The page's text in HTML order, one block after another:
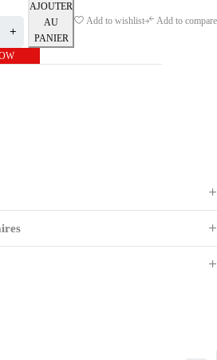
AJOUTER
AU
PANIER
Add to wishlist Add to compare